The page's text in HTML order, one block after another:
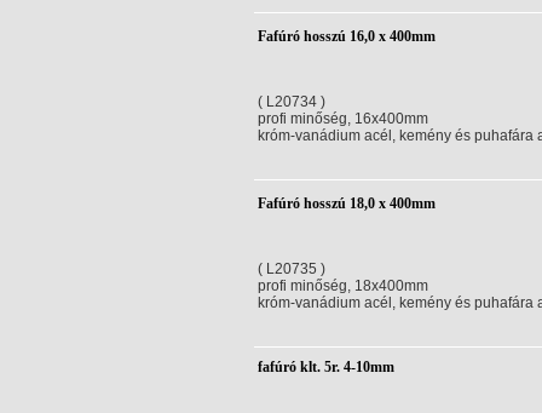
Fafúró hosszú 16,0 x 400mm
( L20734 )
profi minőség, 16x400mm
króm-vanádium acél, kemény és puhafára
Fafúró hosszú 18,0 x 400mm
( L20735 )
profi minőség, 18x400mm
króm-vanádium acél, kemény és puhafára
fafúró klt. 5r. 4-10mm